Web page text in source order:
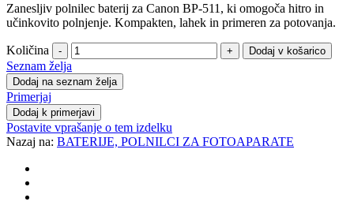
Zanesljiv polnilec baterij za Canon BP-511, ki omogoča hitro in
učinkovito polnjenje. Kompakten, lahek in primeren za potovanja.
Količina - +
Seznam želja
Dodaj na seznam želja
Primerjaj
Dodaj k primerjavi
Postavite vprašanje o tem izdelku
Nazaj na: BATERIJE, POLNILCI ZA FOTOAPARATE